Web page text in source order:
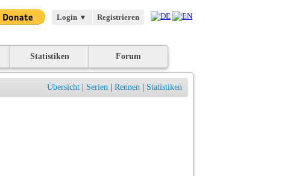
Login ▼ Registrieren
Statistiken Forum
Übersicht Serien Rennen Statistiken